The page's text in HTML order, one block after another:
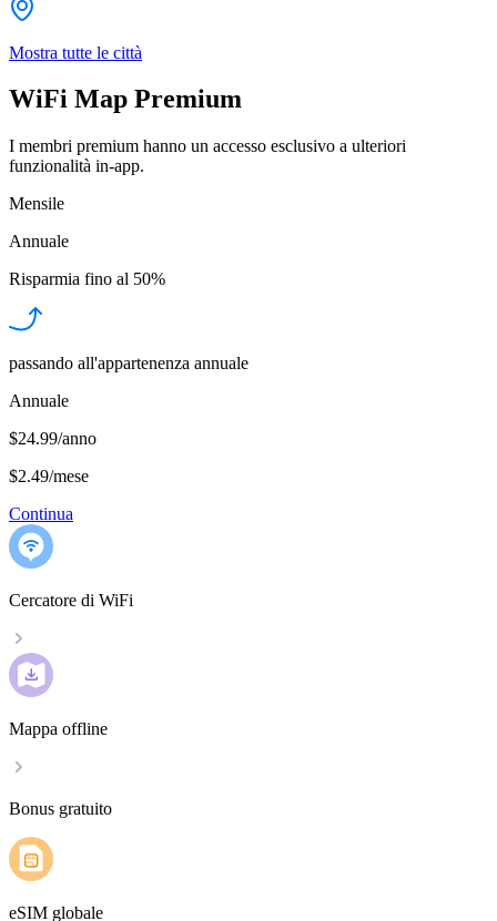
Mostra tutte le città
WiFi Map Premium
I membri premium hanno un accesso esclusivo a ulteriori
funzionalità in-app.
Mensile
Annuale
Risparmia fino al 50%
passando all'appartenenza annuale
Annuale
$24.99/anno
$2.49/mese
Continua
Cercatore di WiFi
Mappa offline
Bonus gratuito
eSIM globale